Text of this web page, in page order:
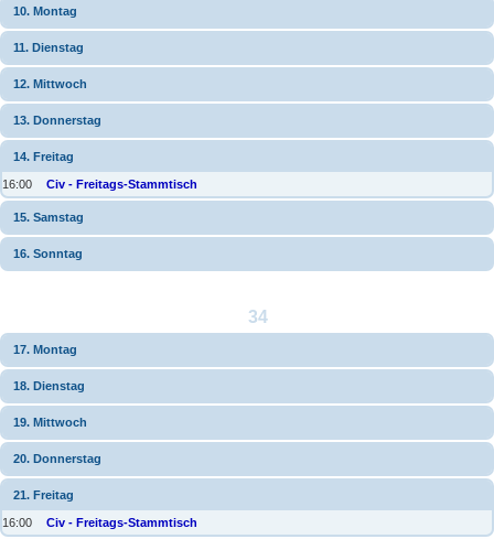
10. Montag
11. Dienstag
12. Mittwoch
13. Donnerstag
14. Freitag
16:00 Civ - Freitags-Stammtisch
15. Samstag
16. Sonntag
34
17. Montag
18. Dienstag
19. Mittwoch
20. Donnerstag
21. Freitag
16:00 Civ - Freitags-Stammtisch